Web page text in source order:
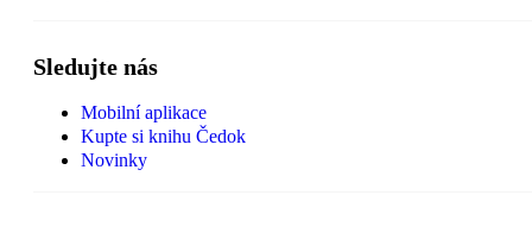
Sledujte nás
Mobilní aplikace
Kupte si knihu Čedok
Novinky